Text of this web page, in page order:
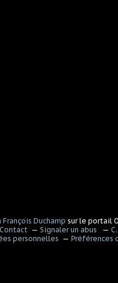
François Duchamp sur le portail
Contact Signaler un abus
personnelles
Préférences